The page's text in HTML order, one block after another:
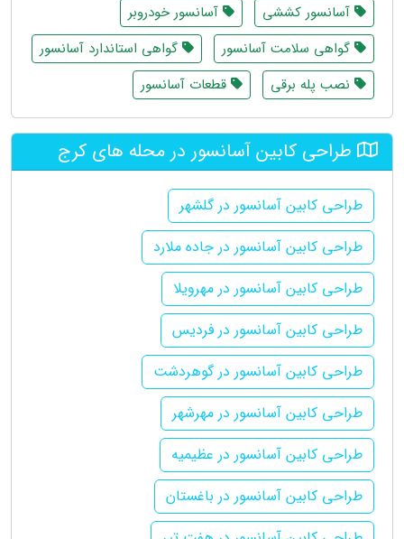
آسانسور کششی
آسانسور خودروبر
گواهی سلامت آسانسور
گواهی استاندارد آسانسور
نصب پله برقی
قطعات آسانسور
طراحی کابین آسانسور در محله های کرج
طراحی کابین آسانسور در گلشهر
طراحی کابین آسانسور در جاده ملارد
طراحی کابین آسانسور در مهرویلا
طراحی کابین آسانسور در فردیس
طراحی کابین آسانسور در گوهردشت
طراحی کابین آسانسور در مهرشهر
طراحی کابین آسانسور در عظیمیه
طراحی کابین آسانسور در باغستان